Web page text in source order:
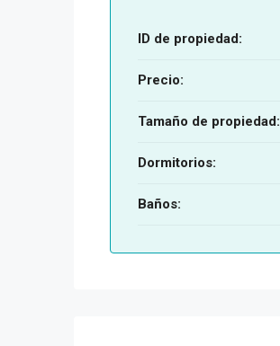
ID de propiedad:
Precio:
Tamaño de propiedad:
Dormitorios:
Baños: